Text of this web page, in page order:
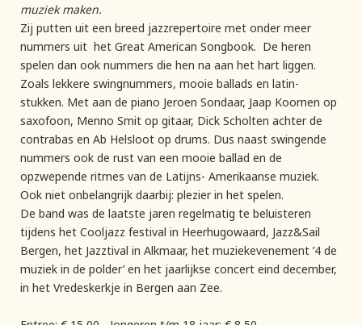
muziek maken.
Zij putten uit een breed jazzrepertoire met onder meer
nummers uit het Great American Songbook. De heren
spelen dan ook nummers die hen na aan het hart liggen.
Zoals lekkere swingnummers, mooie ballads en latin-
stukken. Met aan de piano Jeroen Sondaar, Jaap Koomen op
saxofoon, Menno Smit op gitaar, Dick Scholten achter de
contrabas en Ab Helsloot op drums. Dus naast swingende
nummers ook de rust van een mooie ballad en de
opzwepende ritmes van de Latijns- Amerikaanse muziek.
Ook niet onbelangrijk daarbij: plezier in het spelen.
De band was de laatste jaren regelmatig te beluisteren
tijdens het Cooljazz festival in Heerhugowaard, Jazz&Sail
Bergen, het Jazztival in Alkmaar, het muziekevenement ’4 de
muziek in de polder’ en het jaarlijkse concert eind december,
in het Vredeskerkje in Bergen aan Zee.